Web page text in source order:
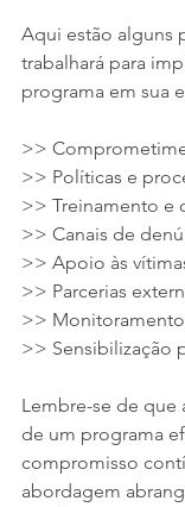
Aqui estão alguns
trabalhará para
programa em sua
>>
>> Políticas e
>> Treinamento e
>> Canais de
>> Apoio às
>> Parcerias
>> Monitoramento
>> Sensibilização
Lembre-se de que
de um programa
compromisso
abordagem